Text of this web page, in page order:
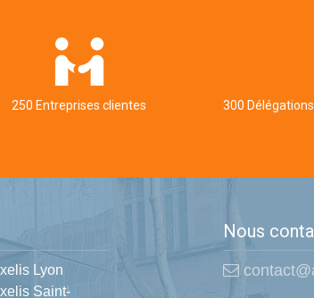
250 Entreprises clientes 300
Lyon
Saint-
Nous